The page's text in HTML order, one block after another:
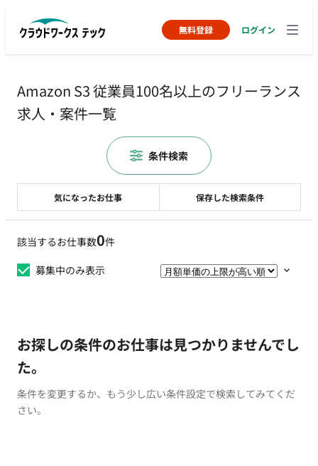
無料登録 ログイン
Amazon S3 従業員100名以上のフリーランス
求人・案件一覧
該当するお仕事数0件
募集中のみ表示
お探しの条件のお仕事は見つかりませんでし
た。
条件を変更するか、もう少し広い条件設定で検索してみてくだ
さい。
気になったお仕事 保存した検索条件
条件検索